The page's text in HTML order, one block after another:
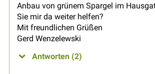
Anbau von grünem Spargel im
Sie mir da weiter helfen?
Mit freundlichen Grüßen
Gerd Wenzelewski
Antworten (2)